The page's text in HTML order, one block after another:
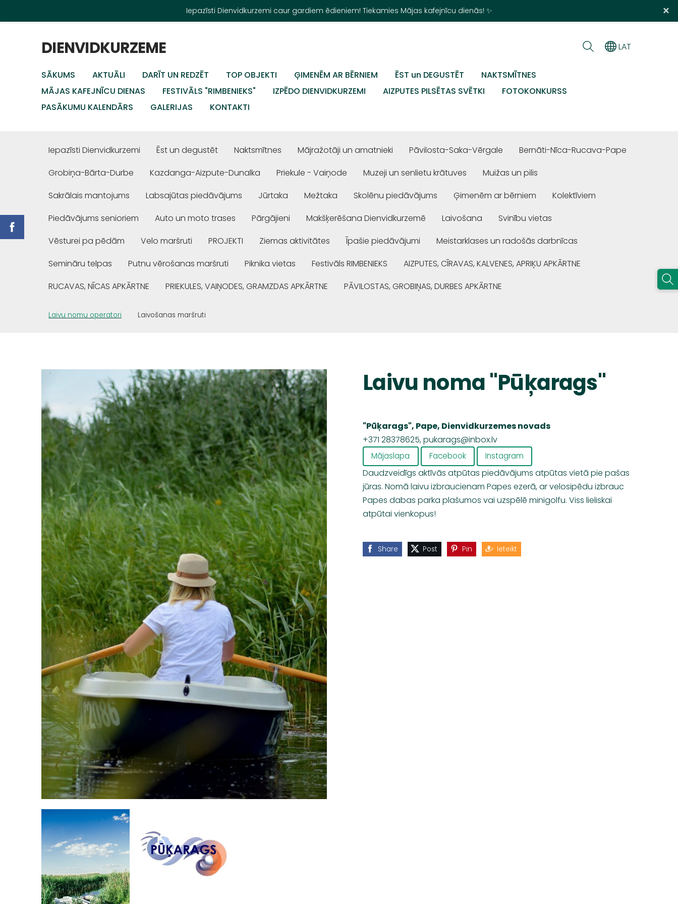
Iepazīsti Dienvidkurzemi caur gardiem ēdieniem! Tiekamies Mājas kafejnīcu dienās! ✨ ×
DIENVIDKURZEME
SĀKUMS AKTUĀLI DARĪT UN REDZĒT TOP OBJEKTI ĢIMENĒM AR BĒRNIEM ĒST un DEGUSTĒT
NAKTSMĪTNES
MĀJAS KAFEJNĪCU DIENAS
FESTIVĀLS "RIMBENIEKS" IZPĒDO DIENVIDKURZEMI AIZPUTES PILSĒTAS SVĒTKI
FOTOKONKURSS
PASĀKUMU KALENDĀRS
GALERIJAS KONTAKTI
LAT
Iepazīsti Dienvidkurzemi Ēst un degustēt Naktsmītnes Mājražotāji un amatnieki Pāvilosta-Saka-Vērgale
Bernāti-Nīca-Rucava-Pape
Grobiņa-Bārta-Durbe
Kazdanga-Aizpute-Dunalka Priekule - Vaiņode Muzeji un senlietu krātuves
Muižas un pilis
Sakrālais mantojums
Labsajūtas piedāvājums Jūrtaka Mežtaka Skolēnu piedāvājums Ģimenēm ar bērniem
Kolektīviem
Piedāvājums senioriem
Auto un moto trases Pārgājieni Makšķerēšana Dienvidkurzemē Laivošana
Svinību vietas
Vēsturei pa pēdām
Velo maršruti PROJEKTI Ziemas aktivitātes Īpašie piedāvājumi
Meistarklases un radošās darbnīcas
Semināru telpas
Putnu vērošanas maršruti Piknika vietas Festivāls RIMBENIEKS
AIZPUTES, CĪRAVAS, KALVENES, APRIĶU APKĀRTNE
RUCAVAS, NĪCAS APKĀRTNE
PRIEKULES, VAIŅODES, GRAMZDAS APKĀRTNE PĀVILOSTAS, GROBIŅAS, DURBES APKĀRTNE
Laivu nomu operatori Laivošanas maršruti
Laivu noma "Pūķarags"
"Pūķarags", Pape, Dienvidkurzemesnovads
+371 28378625,pukarags@inbox.lv
Mājaslapa Facebook Instagram
Daudzveidīgs aktīvās atpūtas piedāvājums atpūtas vietā pie pašas
jūras. Nomā laivu izbraucienam Papes ezerā, ar velosipēdu izbrauc
Papes dabas parka plašumos vai uzspēlē minigolfu. Viss lieliskai
atpūtai vienkopus!
Share Post Pin Ieteikt